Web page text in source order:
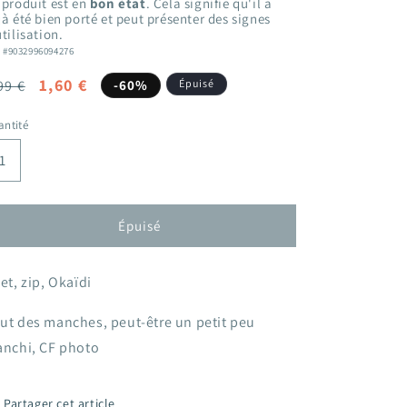
produit est en bon état. Cela signifie qu'il a
été bien porté et peut présenter des signes
#9032996094276
€
Prix
1,60 € -60% Épuisé
Épuisé
zip, Okaïdi
des manches, peut-être un petit peu
CF photo
Partager cet article